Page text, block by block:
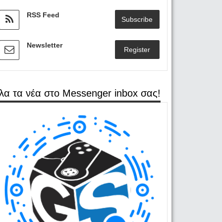
RSS Feed
Subscribe
Newsletter
Register
τα νέα στο Messenger inbox σας!